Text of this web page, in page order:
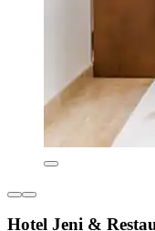
Hotel Jeni &